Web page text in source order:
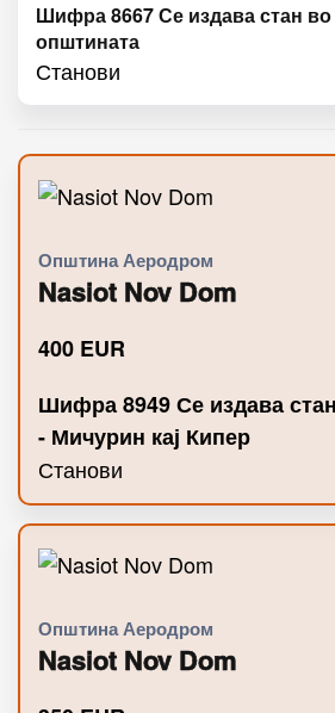
Шифра 8667 Се издава стан во
општината
Станови
Општина Аеродром
Nasiot Nov Dom
400 EUR
Шифра 8949 Се издава
- Мичурин кај Кипер
Станови
Општина Аеродром
Nasiot Nov Dom